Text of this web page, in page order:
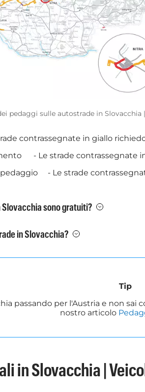
pedaggi sulle autostrade in
contrassegnate ingiallo
- Le strade contrassegnate
pedaggio
- Le strade
sono gratuiti?
in Slovacchia?
Tip
passando per l'Austria e non sai
nostro articolo
in Slovacchia |